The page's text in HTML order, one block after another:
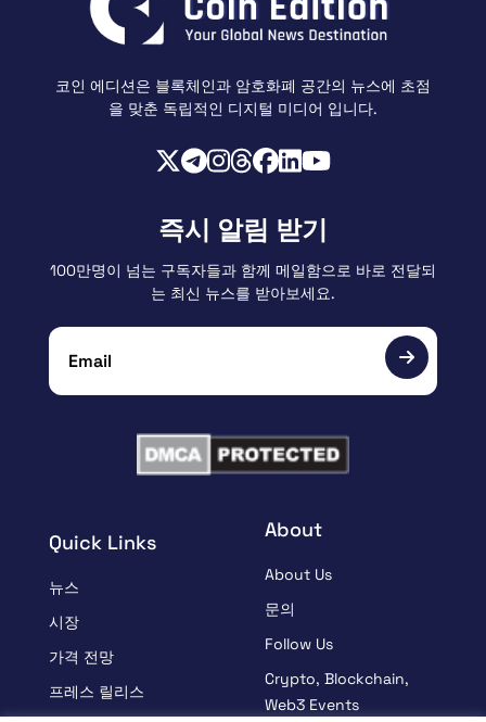
코인 에디션은 블록체인과 암호화폐 공간의 뉴스에 초점
을 맞춘 독립적인 디지털 미디어 입니다.
Quick Links
뉴스
시장
가격 전망
프레스 릴리스
About
About Us
문의
Follow Us
Crypto, Blockchain,
Web3 Events
즉시 알림 받기
100만명이 넘는 구독자들과 함께 메일함으로 바로 전달되
는 최신 뉴스를 받아보세요.